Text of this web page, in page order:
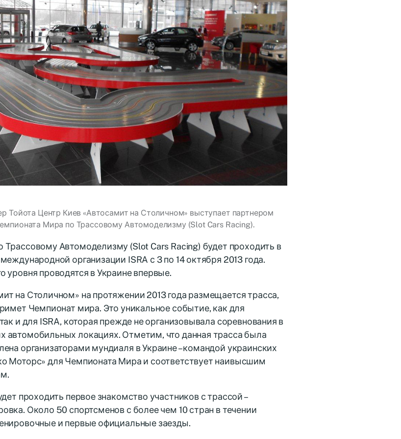
Тойота Центр Киев «Автосамит на Столичном» выступает партнером
Мира по Трассовому Автомоделизму (Slot Cars Racing).
Автомоделизму (Slot Cars Racing) будет проходить в
организации ISRA с 3 по 14 октября 2013 года.
уровня проводятся в Украине впервые.
на Столичном» на протяжении 2013 года размещается трасса,
Чемпионат мира. Это уникальное событие, как для
и для ISRA, которая прежде не организовывала соревнования в
автомобильных локациях. Отметим, что данная трасса была
организаторами мундиаля в Украине – командой украинских
Моторс» для Чемпионата Мира и соответствует наивысшим
проходить первое знакомство участников с трассой –
Около 50 спортсменов с более чем 10 стран в течении
и первые официальные заезды.